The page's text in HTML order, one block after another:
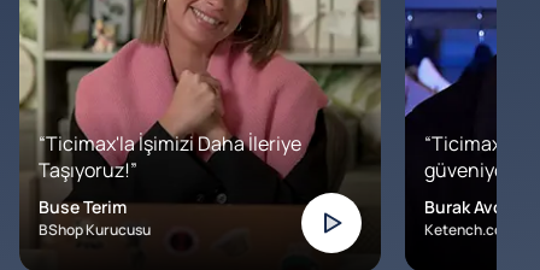
“Ticimax'la İşimizi Daha İleriye
Taşıyoruz!”
Buse Terim
BShop Kurucusu
“Ticimax'a
Burak Avcılar
Ketench.com –